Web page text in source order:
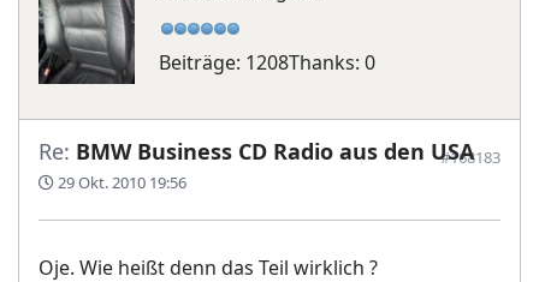
Beiträge: 1208Thanks: 0
Re: BMW Business CD Radio aus den USA
29 Okt. 2010 19:56
#168183
Oje. Wie heißt denn das Teil wirklich ?